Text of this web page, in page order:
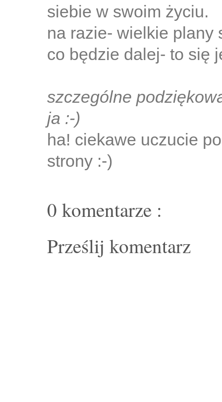
siebie w swoim życiu.
na razie- wielkie plany
co będzie dalej- to się
szczególne
ja :-)
ha! ciekawe uczucie
strony :-)
0 komentarze :
Prześlij komentarz